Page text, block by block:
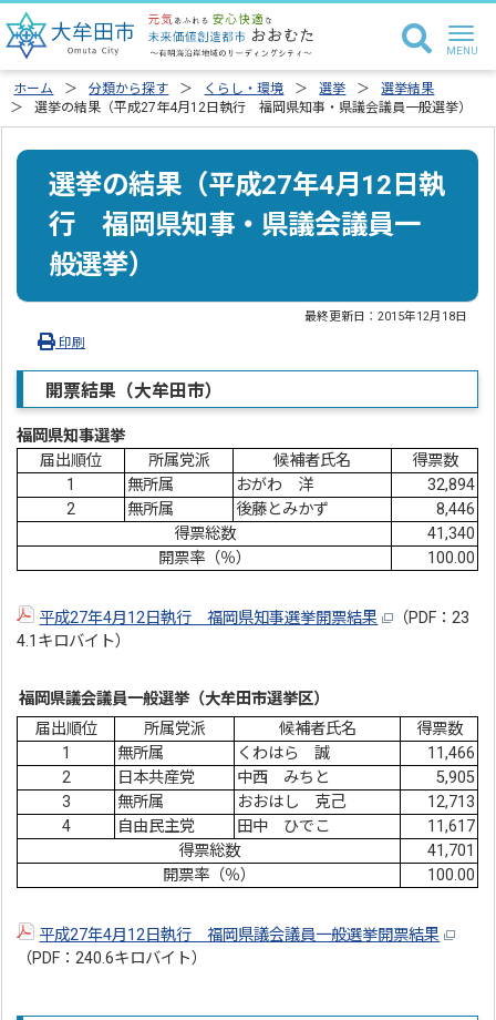
ホーム 分類から探す くらし・環境 選挙
選挙結果
選挙の結果（平成27年4月12日執行 福岡県知事・県議会議員一般選挙）
選挙の結果（平成27年4月12日執
行 福岡県知事・県議会議員一
般選挙）
最終更新日：2015年12月18日
印刷
開票結果（大牟田市）
福岡県知事選挙
届出順位
所属党派 候補者氏名
得票数
1
無所属 おがわ 洋
32,894
2
無所属 後藤とみかず
8,446
得票総数
41,340
開票率（％）
100.00
平成27年4月12日執行 福岡県知事選挙開票結果
（PDF：23
4.1キロバイト）
福岡県議会議員一般選挙（大牟田市選挙区）
届出順位
所属党派 候補者氏名
得票数
1
無所属 くわはら 誠
11,466
2
日本共産党 中西 みちと
5,905
3
無所属 おおはし 克己
12,713
4
自由民主党 田中 ひでこ
11,617
得票総数
41,701
開票率（％）
100.00
平成27年4月12日執行 福岡県議会議員一般選挙開票結果
（PDF：240.6キロバイト）